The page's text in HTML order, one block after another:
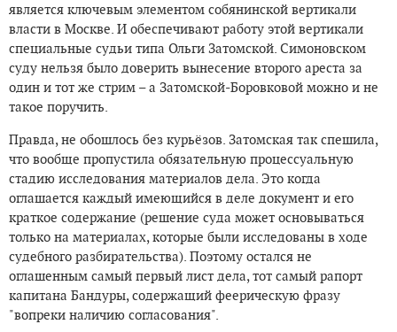
является ключевым элементом собянинской вертикали
власти в Москве. И обеспечивают работу этой вертикали
специальные судьи типа Ольги Затомской. Симоновском
суду нельзя было доверить вынесение второго ареста за
один и тот же стрим – а Затомской-Боровковой можно и не
такое поручить.
Правда, не обошлось без курьёзов. Затомская так спешила,
что вообще пропустила обязательную процессуальную
стадию исследования материалов дела. Это когда
оглашается каждый имеющийся в деле документ и его
краткое содержание (решение суда может основываться
только на материалах, которые были исследованы в ходе
судебного разбирательства). Поэтому остался не
оглашенным самый первый лист дела, тот самый рапорт
капитана Бандуры, содержащий феерическую фразу
"вопреки наличию согласования".